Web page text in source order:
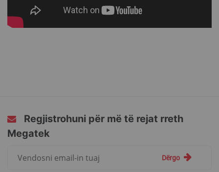
Regjistrohuni për më të rejat rreth
Megatek
Dërgo